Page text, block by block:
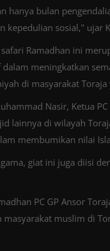
hanya bulan
kepedulian sosial," ujar
Ramadhan ini
meningkatkan
di masyarakat
Nasir, Ketua
lainnya di wilayah
membumikan nilai
giat ini juga diisi
PC GP Ansor
masyarakat muslim di